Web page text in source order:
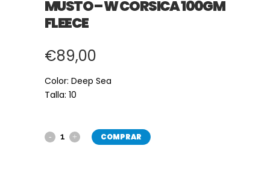
MUSTO – W CORSICA 100GM
FLEECE
€89,00
Color: Deep Sea
Talla: 10
COMPRAR